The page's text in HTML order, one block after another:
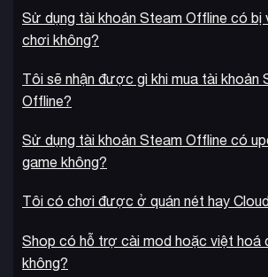
Sử dụng tài khoản Steam Offline có bị
chơi không?
Tôi sẽ nhận được gì khi mua tài khoản
Offline?
Sử dụng tài khoản Steam Offline có
game không?
Tôi có chơi được ở quán nét hay
Shop có hỗ trợ cài mod hoặc việt hoá
không?